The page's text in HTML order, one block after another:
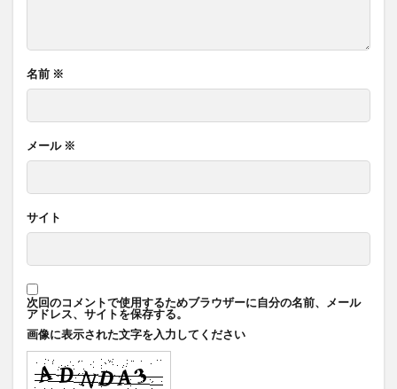
名前 ※
メール ※
サイト
次回のコメントで使用するためブラウザーに自分の名前、メール
アドレス、サイトを保存する。
画像に表示された文字を入力してください